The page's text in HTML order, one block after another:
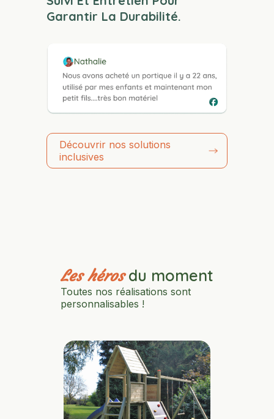
Garantir La Durabilité.
Découvrir nos solutions
inclusives
Les hérosdu moment
Toutes nos réalisations sont
personnalisables !